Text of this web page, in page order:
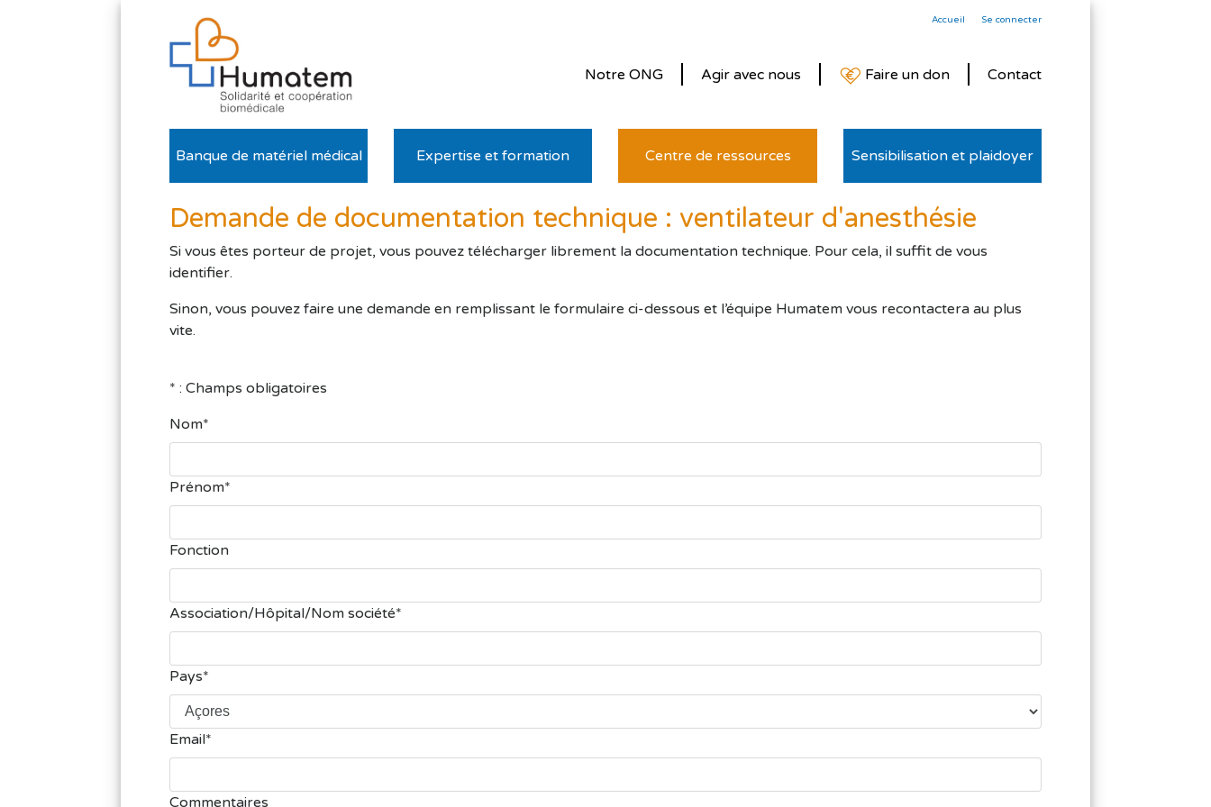
Accueil Se connecter
Contact
Faire un don
Agir avec nous
Notre ONG
Banque de matériel médical Expertise et formation Centre de ressources Sensibilisation et plaidoyer
Demande de documentation technique : ventilateur d'anesthésie
Si vous êtes porteur de projet, vous pouvez télécharger librement la documentation technique. Pour cela, il suffit de vous
identifier.
Sinon, vous pouvez faire une demande en remplissant le formulaire ci-dessous et l’équipe Humatem vous recontactera au plus
vite.
* : Champs obligatoires
Nom
Prénom
Fonction
Association/Hôpital/Nom société
Pays
Email
Commentaires